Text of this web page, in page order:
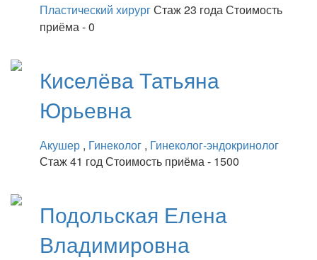
Пластический хирургСтаж 23 года Стоимость
приёма - 0
КиселёваТатьяна
Юрьевна
Акушер , Гинеколог , Гинеколог-эндокринолог
Стаж 41 год Стоимость приёма - 1500
Подольская Елена
Владимировна